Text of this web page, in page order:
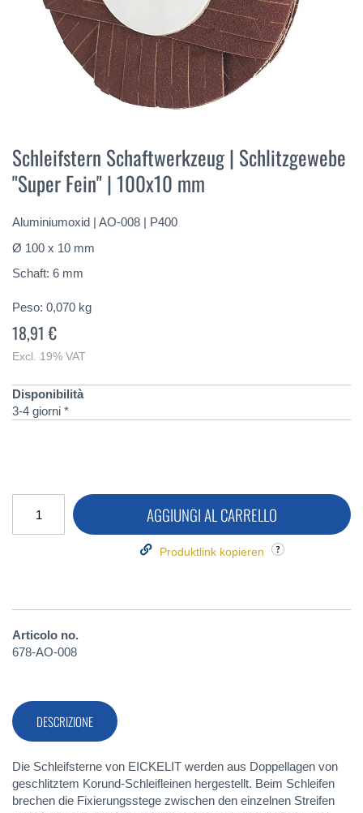
della
galleria
di
Schleifstern Schaftwerkzeug | Schlitzgewebe
"Super Fein" | 100x10 mm
Aluminiumoxid | AO-008 | P400
Ø 100 x 10 mm
Schaft: 6 mm
Peso: 0,070 kg
18,91 €
Excl. 19% VAT
Disponibilità
3-4 giorni *
AGGIUNGI AL CARRELLO
Produktlink kopieren
Articolo no.
678-AO-008
DESCRIZIONE
Die Schleifsterne von EICKELIT werden aus Doppellagen von
geschlitztem Korund-Schleifleinen hergestellt. Beim Schleifen
brechen die Fixierungsstege zwischen den einzelnen Streifen